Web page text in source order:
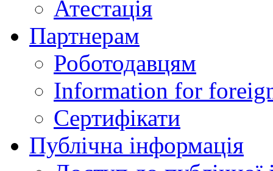
Атестація
Партнерам
Роботодавцям
Information for
Сертифікати
Публічна інформація